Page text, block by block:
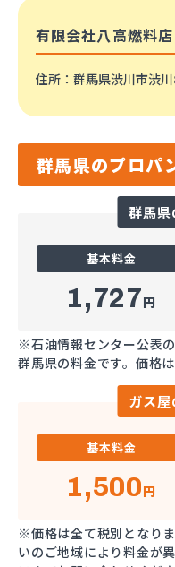
有限会社八高燃料店
住所 ：群馬県渋川市渋
群馬県のプロパ
群馬県
基本料金
1,727円
※石油情報センター公表
群馬県の料金です。価格
ガス
基本料金
1,500円
※価格は全て税別となり
いのご地域により料金が